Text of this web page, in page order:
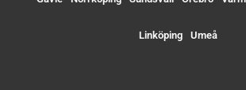
Linköping Umeå